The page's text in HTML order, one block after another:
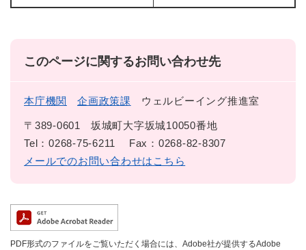
このページに関するお問い合わせ先
本庁機関 企画政策課 ウェルビーイング推進室
〒389-0601
坂城町大字坂城10050番地
Tel：0268-75-6211
Fax：0268-82-8307
メールでのお問い合わせはこちら
PDF形式のファイルをご覧いただく場合には、Adobe社が提供するAdobe